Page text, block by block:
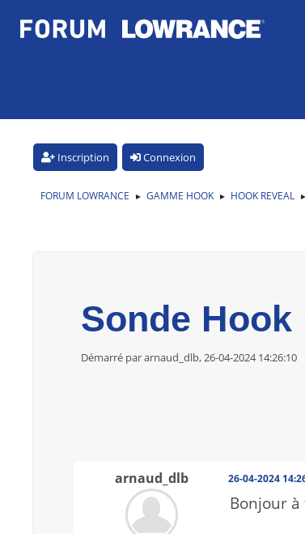
Inscription Connexion
FORUM LOWRANCE ► GAMME HOOK ► HOOK REVEAL ►
Sonde
Démarré par arnaud_dlb, 26-04-2024 14:26:10
arnaud_dlb 26-04-2024
Bonjour à